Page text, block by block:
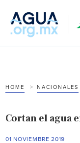
HOME NACIONALES
Cortan el agua
01 NOVIEMBRE 2019